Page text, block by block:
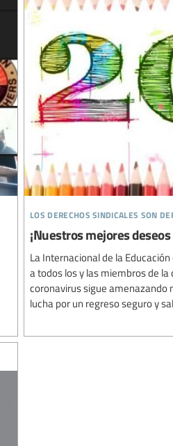
los derechos sindicales son
¡Nuestros mejores
La Internacional de la
a todos los y las miembros de
coronavirus sigue amenazando
lucha por un regreso seguro y